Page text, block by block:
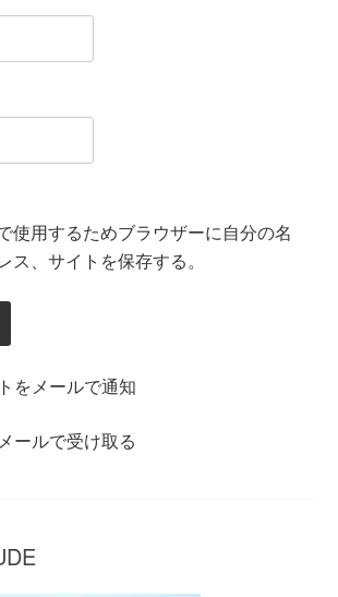
使用するためブラウザーに自分の名
ス、サイトを保存する。
をメールで通知
ールで受け取る